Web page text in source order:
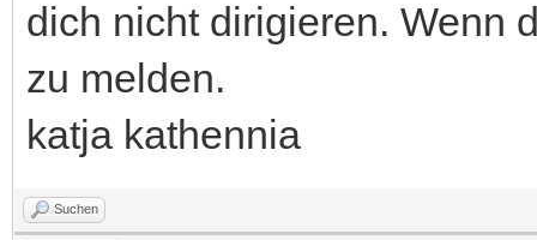
dich nicht dirigieren. Wenn
zu melden.
katja kathennia
Suchen